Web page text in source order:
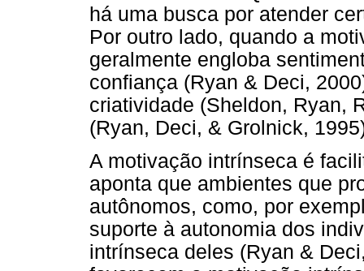
há uma busca por atender
Por outro lado, quando a
geralmente engloba
confiança (Ryan & Deci,
criatividade (Sheldon, Ryan,
(Ryan, Deci, & Grolnick,
A motivação intrínseca é
aponta que ambientes que
autônomos, como, por
suporte à autonomia dos
intrínseca deles (Ryan &